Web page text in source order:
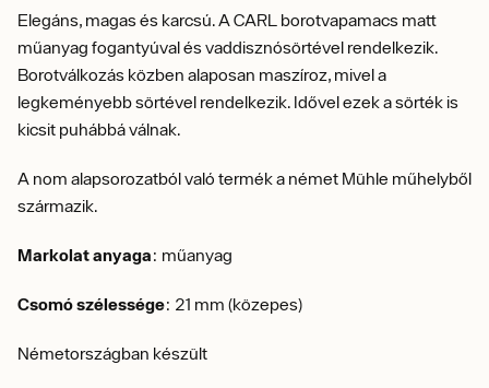
Elegáns, magas és karcsú. A CARL borotvapamacs matt
műanyag fogantyúval és vaddisznósörtével rendelkezik.
Borotválkozás közben alaposan maszíroz, mivel a
legkeményebb sörtével rendelkezik. Idővel ezek a sörték is
kicsit puhábbá válnak.
A nom alapsorozatból való termék a német Mühle műhelyből
származik.
Markolat anyaga: műanyag
Csomó szélessége: 21 mm (közepes)
Németországban készült